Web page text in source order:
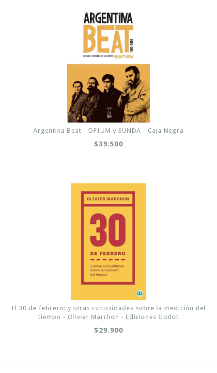
Argentina Beat - OPIUM y SUNDA - Caja Negra
$39.500
El 30 de febrero: y otras curiosidades sobre la medición del
tiempo - Olivier Marchon - Ediciones Godot
$29.900